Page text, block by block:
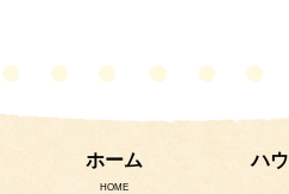
ホーム
HOME
ハ